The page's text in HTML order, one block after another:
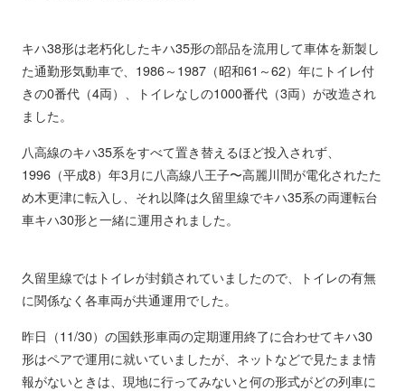
キハ38形は老朽化したキハ35形の部品を流用して車体を新製し
た通勤形気動車で、1986～1987（昭和61～62）年にトイレ付
きの0番代（4両）、トイレなしの1000番代（3両）が改造され
ました。
八高線のキハ35系をすべて置き替えるほど投入されず、
1996（平成8）年3月に八高線八王子〜高麗川間が電化されたた
め木更津に転入し、それ以降は久留里線でキハ35系の両運転台
車キハ30形と一緒に運用されました。
久留里線ではトイレが封鎖されていましたので、トイレの有無
に関係なく各車両が共通運用でした。
昨日（11/30）の国鉄形車両の定期運用終了に合わせてキハ30
形はペアで運用に就いていましたが、ネットなどで見たまま情
報がないときは、現地に行ってみないと何の形式がどの列車に